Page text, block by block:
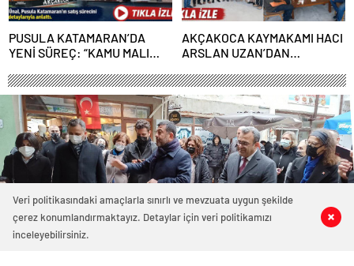
1 0
PUSULA KATAMARAN’DA
YENİ SÜREÇ: “KAMU MALI
AKÇAKOCA KAYMAKAMI HACI
ARSLAN UZAN’DAN
TESİSLERİNE ZİYARET
1 0
Veri politikasındaki amaçlarla sınırlı ve mevzuata uygun şekilde
çerez konumlandırmaktayız. Detaylar için veri politikamızı
inceleyebilirsiniz.